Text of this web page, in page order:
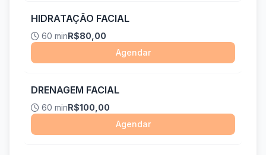
HIDRATAÇÃO FACIAL
60 minR$80,00
Agendar
DRENAGEM FACIAL
60 minR$100,00
Agendar